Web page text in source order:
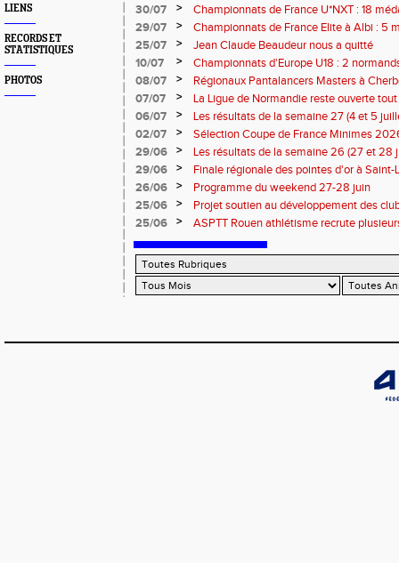
LIENS
RECORDS ET
STATISTIQUES
PHOTOS
30/07
>
Championnats de France U*NXT : 18
29/07
>
Championnats de France Elite à Albi : 5
titres !
25/07 >
Jean Claude Beaudeur nous a quitté
10/07
>
Championnats d'Europe U18 : 2
08/07
>
Régionaux Pantalancers Masters à
07/07
>
La Ligue de Normandie reste ouverte tout
06/07
>
Les résultats de la semaine 27 (4 et 5
02/07
>
Sélection Coupe de France Minimes
29/06
>
Les résultats de la semaine 26 (27 et 28
29/06
>
Finale régionale des pointes d'or à
informations
26/06 >
Programme du weekend 27-28 juin
25/06
>
Projet soutien au développement des
25/06
> ASPTT Rouen athlétisme recrute